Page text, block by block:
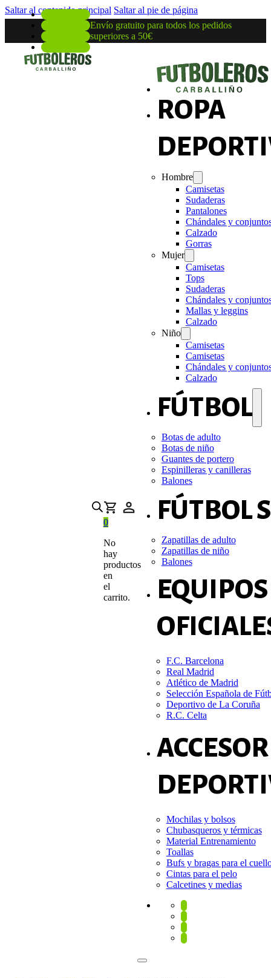
Saltar al contenido principal Saltar al pie de página
Envío gratuito para todos los pedidos
superiores a 50€
0
No
hay
productos
en
el
carrito.
ROPA
Hombre
Camisetas
Sudaderas
Pantalones
Chándales y
Calzado
Gorras
Mujer
Camisetas
Tops
Sudaderas
Chándales y
Mallas y leggins
Calzado
Niño
Camisetas
Camisetas
Chándales y
Calzado
FÚTBOL
Botas de adulto
Botas de niño
Guantes de portero
Espinilleras y canilleras
Balones
FÚTBOL
Zapatillas de adulto
Zapatillas de niño
Balones
EQUIPOS
F.C. Barcelona
Real Madrid
Atlético de Madrid
Selección Española de
Deportivo de La Coruña
R.C. Celta
Mochilas y bolsos
Chubasqueros y térmicas
Material Entrenamiento
Toallas
Bufs y bragas para el
Cintas para el pelo
Calcetines y medias